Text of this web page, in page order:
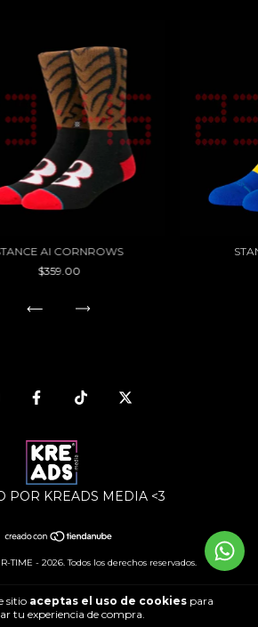
sitio aceptas el uso de cookiespara
tu experiencia de compra.
AI CORNROWS
$359.00
POR KREADS MEDIA <3
TIME - 2026. Todos los derechos reservados.